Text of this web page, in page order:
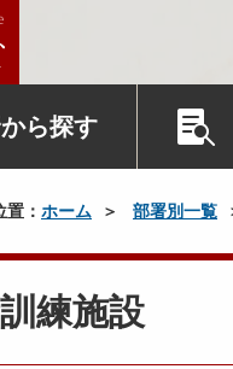
ら探す
： ホーム 部署別一覧
練施設